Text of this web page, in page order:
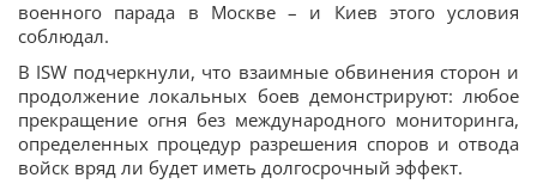
военного парада в Москве – и Киев этого условия
соблюдал.
В ISW подчеркнули, что взаимные обвинения сторон и
продолжение локальных боев демонстрируют: любое
прекращение огня без международного мониторинга,
определенных процедур разрешения споров и отвода
войск вряд ли будет иметь долгосрочный эффект.